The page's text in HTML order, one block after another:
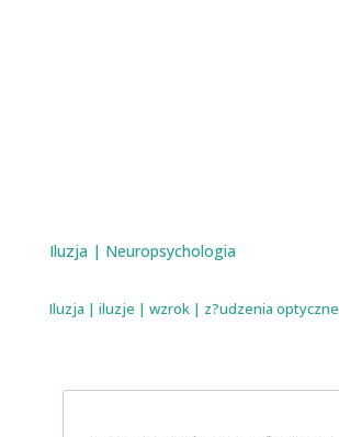
Iluzja| Neuropsychologia
Iluzja | iluzje | wzrok| z?udzenia optyczne